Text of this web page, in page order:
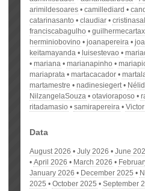
arimildesoares
camillediard
catarinasanto
claudiar
franciscabagulho
herminiobovino
joanapereira
keitamayanda
luisestevao
mariana
marianapinho
mariaprata
martacacador
martamestre
nadinesiegert
NilzangelaSouza
otavioraposo
ritadamasio
samirapereira
Data
August 2026 July 2026 June
April 2026
March 2026
January 2026
December 2025
2025
October 2025 September